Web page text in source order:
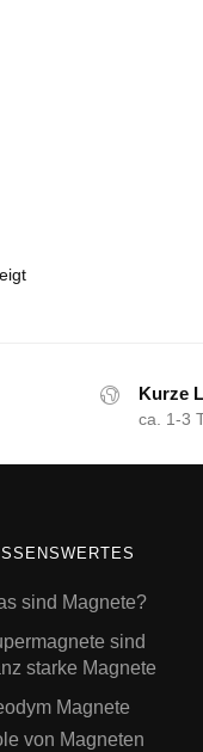
Kurze
ca. 1-3
sind Magnete?
sind
starke Magnete
Magnete
von Magneten